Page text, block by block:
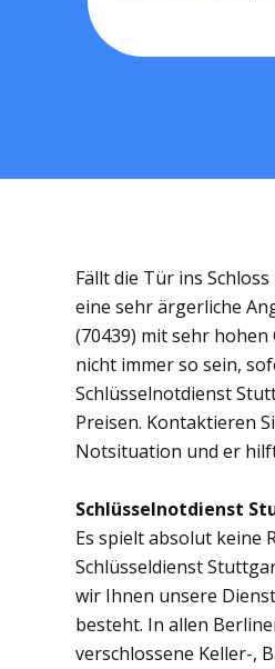
Fällt die Tür ins
eine sehr ärgerliche
(70439) mit sehr
nicht immer so sein,
Schlüsselnotdienst
Preisen. Kontaktieren
Notsituation und er
Schlüsselnotdienst
Es spielt absolut keine
Schlüsseldienst
wir Ihnen unsere
besteht. In allen
verschlossene Keller-,